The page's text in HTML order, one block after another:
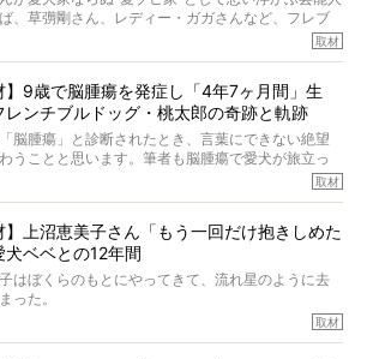
、草彅剛さん、レディー・ガガさんなど、フレブ
っている方が多いと思います。が、ロッチ中岡さん
ンスタグラムを覗くと、たくさんのフレブルアカウ
ォローされていて、わが『FRENCH BULLDOG
デルのnicoやトーラスも、その中の一頭。
岡さんに、フレブルの魅力を語っていただきまし
のブヒ愛っぷりは、思ってた以上！ ガチ中のガチ
取材
】9歳で脳腫瘍を発症し「4年7ヶ月間」生
レンチブルドッグ・桃太郎の奇跡と軌跡
脳腫瘍」と診断されたとき、言葉にできない絶望
うことと思います。筆者も脳腫瘍で愛犬が旅立っ
り。だからこそ、どれほど厄介で困難な病気かを理
が、フレンチブルドッグの桃太郎は9歳で脳腫瘍を発
んと4年7ヶ月間も生き抜いたのです。旅立ったと
は13歳と11ヶ月、レジェンド級のレジェンドでし
らには、治療後3年間は一度も発作が起きなかったと
。
実はフレンチブルドッグだけでなく、脳腫瘍と闘う
取材
】上沼恵美子さん「もう一回だけ抱きしめた
犬ベベとの12年間
はぼくらのもとにやってきて、流れ星のように去
った。
取材